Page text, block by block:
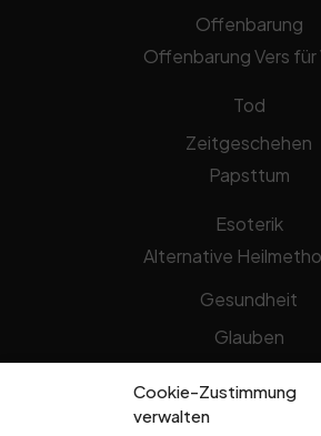
Cookie-Zustimmung
verwalten
Offenbarung
Offenbarung Vers für
Tod
Zeitgeschehen
Papsttum
Esoterik
Alternative
Gesundheit
Glauben
Jesus Christus